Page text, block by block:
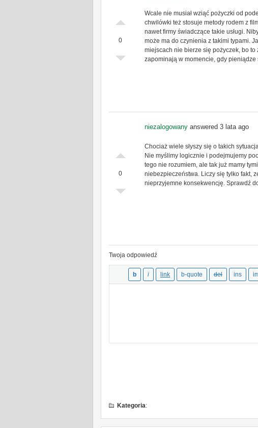
0
Wcale nie musiał wziąć pożyczki od
chwilówki też stosuje metody rodem z
nawet firmy świadczące takie usługi.
może ma do czynienia z takimi typami.
miejscach nie bierze się pożyczek, bo
zapominają w momencie, gdy pieniądze
0
niezalogowany answered 3 lata ago
Chociaż wiele słyszy się o takich
Nie myślimy logicznie i podejmujemy
tego nie rozumiem, ale tak już mamy
niebezpieczeństwa. Liczy się tylko fakt,
nieprzyjemne konsekwencję. Sprawdź
Twoja odpowiedź
Kategoria: